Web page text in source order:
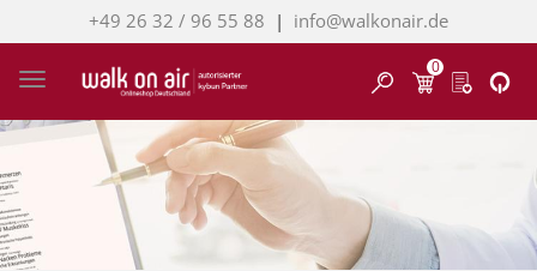
+49 26 32 / 96 55 88 | info@walkonair.de
Toggle navigation Finden
0